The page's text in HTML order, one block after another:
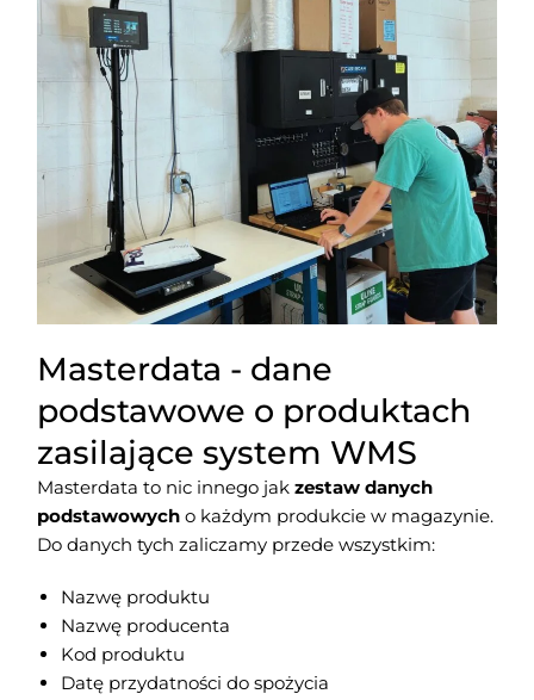
Masterdata - dane
podstawowe o produktach
zasilające system WMS
Masterdata to nic innego jak zestaw danych
podstawowycho każdym produkcie w magazynie.
Do danych tych zaliczamy przede wszystkim:
Nazwę produktu
Nazwę producenta
Kod produktu
Datę przydatności do spożycia